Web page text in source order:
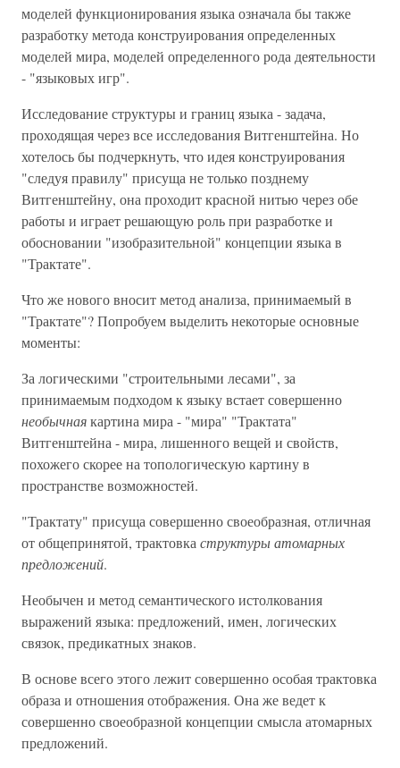
моделей функционирования языка означала бы также
разработку метода конструирования определенных
моделей мира, моделей определенного рода деятельности
- "языковых игр".
Исследование структуры и границ языка - задача,
проходящая через все исследования Витгенштейна. Но
хотелось бы подчеркнуть, что идея конструирования
"следуя правилу" присуща не только позднему
Витгенштейну, она проходит красной нитью через обе
работы и играет решающую роль при разработке и
обосновании "изобразительной" концепции языка в
"Трактате".
Что же нового вносит метод анализа, принимаемый в
"Трактате"? Попробуем выделить некоторые основные
моменты:
За логическими "строительными лесами", за
принимаемым подходом к языку встает совершенно
необычнаякартина мира - "мира" "Трактата"
Витгенштейна - мира, лишенного вещей и свойств,
похожего скорее на топологическую картину в
пространстве возможностей.
"Трактату" присуща совершенно своеобразная, отличная
от общепринятой, трактовка структуры атомарных
предложений.
Необычен и метод семантического истолкования
выражений языка: предложений, имен, логических
связок, предикатных знаков.
В основе всего этого лежит совершенно особая трактовка
образа и отношения отображения. Она же ведет к
совершенно своеобразной концепции смысла атомарных
предложений.